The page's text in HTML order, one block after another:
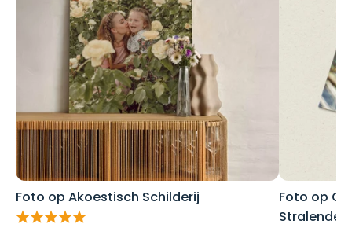
Foto op Akoestisch Schilderij
Foto op
Stralende